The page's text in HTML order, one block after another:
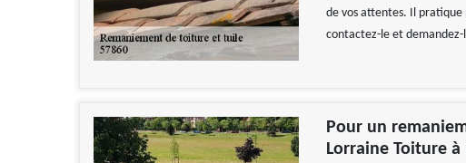
de vos attentes. Il pratique
contactez-le et demandez-
Pour un
Lorraine Toiture